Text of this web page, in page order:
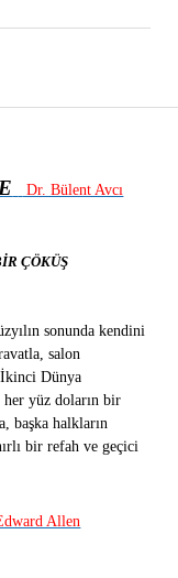
Dr. Bülent Avcı
ÇÖKÜŞ
sonunda kendini
salon
Dünya
her yüz doların bir
başka halkların
bir refah ve geçici
Allen